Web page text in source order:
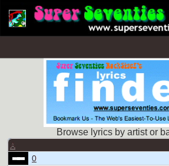
Browse lyrics by artist or
A
0